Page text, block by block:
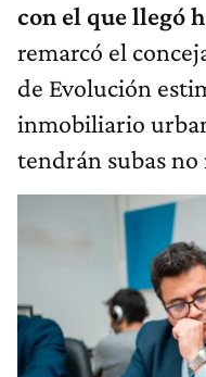
con el que llegó
remarcó el
de Evolución
inmobiliario
tendrán subas